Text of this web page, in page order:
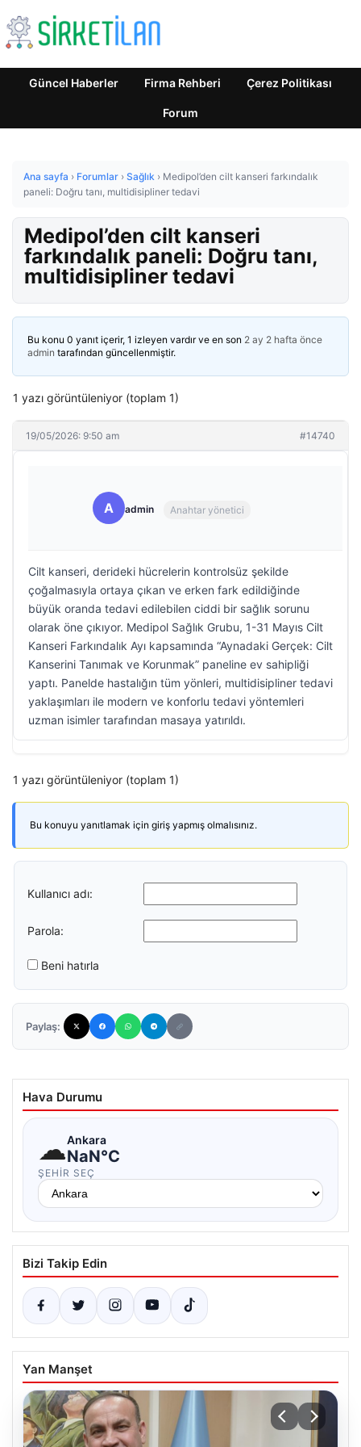
Güncel Haberler Firma Rehberi Çerez Politikası
Forum
Ana sayfa › Forumlar › Sağlık › Medipol’den cilt kanseri farkındalık
paneli: Doğru tanı, multidisipliner tedavi
Medipol’den cilt kanseri
farkındalık paneli: Doğru tanı,
multidisipliner tedavi
Bu konu 0 yanıt içerir, 1 izleyen vardır ve en son 2 ay 2 hafta önce
admin tarafından güncellenmiştir.
1 yazı görüntüleniyor (toplam 1)
19/05/2026: 9:50 am #14740
A admin Anahtar yönetici
Cilt kanseri, derideki hücrelerin kontrolsüz şekilde
çoğalmasıyla ortaya çıkan ve erken fark edildiğinde
büyük oranda tedavi edilebilen ciddi bir sağlık sorunu
olarak öne çıkıyor. Medipol Sağlık Grubu, 1-31 Mayıs Cilt
Kanseri Farkındalık Ayı kapsamında “Aynadaki Gerçek: Cilt
Kanserini Tanımak ve Korunmak” paneline ev sahipliği
yaptı. Panelde hastalığın tüm yönleri, multidisipliner tedavi
yaklaşımları ile modern ve konforlu tedavi yöntemleri
uzman isimler tarafından masaya yatırıldı.
1 yazı görüntüleniyor (toplam 1)
Bu konuyu yanıtlamak için giriş yapmış olmalısınız.
Kullanıcı adı:
Parola:
Beni hatırla
Paylaş:
Hava Durumu
☁Ankara
NaN°C
ŞEHIR SEÇ
Bizi Takip Edin
Yan Manşet